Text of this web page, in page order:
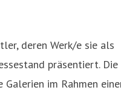
deren Werk/e sie als
präsentiert. Die
Galerien im Rahmen